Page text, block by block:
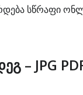
სწრაფი
– JPG